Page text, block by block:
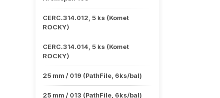
vyznačovať výnimočnou pevnosťou a
úžasnou estetikou. Leták Harmonize
CERC.314.012, 5 ks (Komet
ROCKY)
CERC.314.014, 5 ks (Komet
ROCKY)
25 mm / 019 (PathFile, 6ks/bal)
25 mm / 013 (PathFile, 6ks/bal)